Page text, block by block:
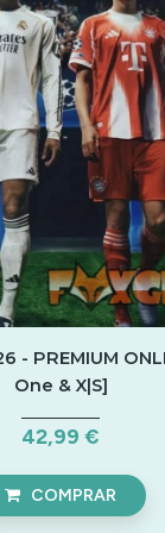
- PREMIUM
One & X|S]
42,99 €
COMPRAR